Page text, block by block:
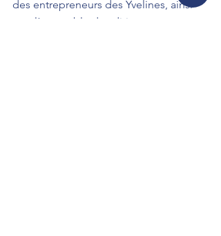
des entrepreneurs des Yvelines, ainsi
que l’ensemble des dirigeants